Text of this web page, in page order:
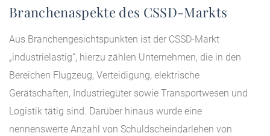
Branchenaspekte des CSSD-Markts
Aus Branchengesichtspunkten ist der CSSD-Markt
„industrielastig“, hierzu zählen Unternehmen, die in den
Bereichen Flugzeug, Verteidigung, elektrische
Gerätschaften, Industriegüter sowie Transportwesen und
Logistik tätig sind. Darüber hinaus wurde eine
nennenswerte Anzahl von Schuldscheindarlehen von